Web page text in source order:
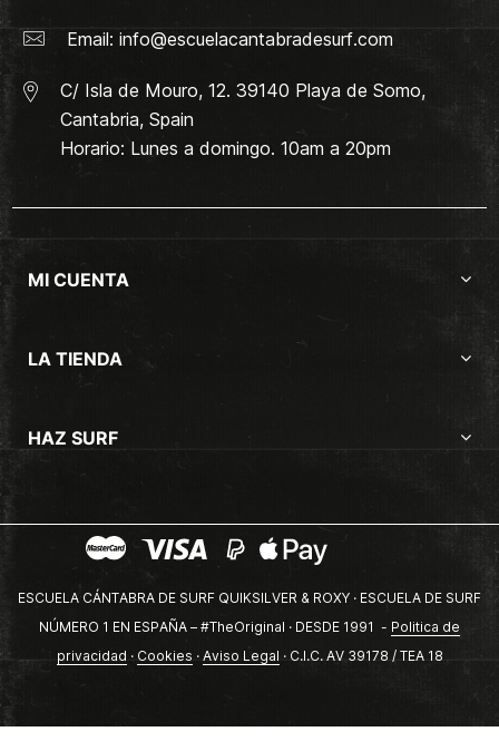
Email: info@escuelacantabradesurf.com
C/ Isla de Mouro, 12. 39140 Playa de Somo,
Cantabria, Spain
Horario: Lunes a domingo. 10am a 20pm
MI CUENTA
LA TIENDA
HAZ SURF
ESCUELA CÁNTABRA DE SURF QUIKSILVER & ROXY · ESCUELA DE SURF
NÚMERO 1 EN ESPAÑA – #TheOriginal · DESDE 1991 - Politica de
privacidad · Cookies · Aviso Legal · C.I.C. AV 39178 / TEA 18